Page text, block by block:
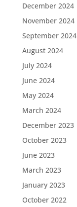
December 2024
November 2024
September 2024
August 2024
July 2024
June 2024
May 2024
March 2024
December 2023
October 2023
June 2023
March 2023
January 2023
October 2022